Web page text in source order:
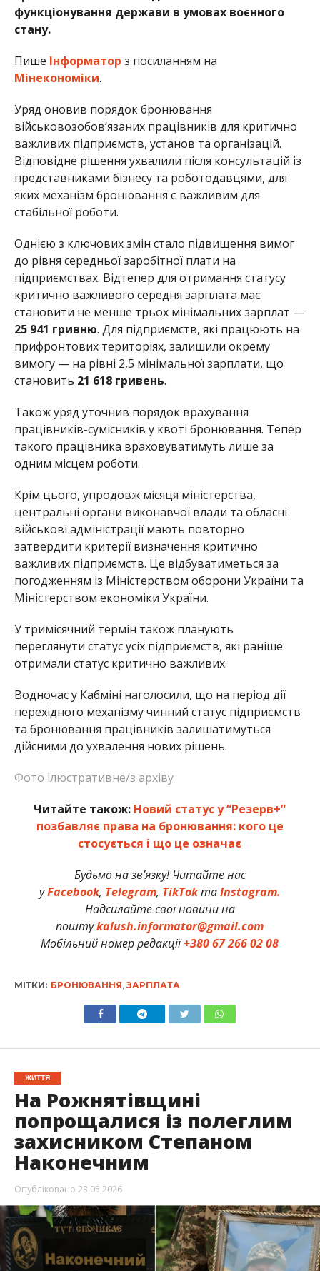
функціонування держави в умовах воєнного
стану.
Пише Інформатор з посиланням на
Мінекономіки.
Уряд оновив порядок бронювання
військовозобов’язаних працівників для критично
важливих підприємств, установ та організацій.
Відповідне рішення ухвалили після консультацій із
представниками бізнесу та роботодавцями, для
яких механізм бронювання є важливим для
стабільної роботи.
Однією з ключових змін стало підвищення вимог
до рівня середньої заробітної плати на
підприємствах. Відтепер для отримання статусу
критично важливого середня зарплата має
становити не менше трьох мінімальних зарплат —
25 941 гривню. Для підприємств, які працюють на
прифронтових територіях, залишили окрему
вимогу — на рівні 2,5 мінімальної зарплати, що
становить 21 618 гривень.
Також уряд уточнив порядок врахування
працівників-сумісників у квоті бронювання. Тепер
такого працівника враховуватимуть лише за
одним місцем роботи.
Крім цього, упродовж місяця міністерства,
центральні органи виконавчої влади та обласні
військові адміністрації мають повторно
затвердити критерії визначення критично
важливих підприємств. Це відбуватиметься за
погодженням із Міністерством оборони України та
Міністерством економіки України.
У тримісячний термін також планують
переглянути статус усіх підприємств, які раніше
отримали статус критично важливих.
Водночас у Кабміні наголосили, що на період дії
перехідного механізму чинний статус підприємств
та бронювання працівників залишатимуться
дійсними до ухвалення нових рішень.
Фото ілюстративне/з архіву
Читайте також: Новий статус у “Резерв+”
позбавляє права на бронювання: кого це
стосується і що це означає
Будьмо на зв’язку! Читайте нас
уFacebook, Telegram, TikTokтаInstagram.
Надсилайте свої новини на
поштуkalush.informator@gmail.com
Мобільний номер редакції+380 67 266 02 08
МІТКИ: БРОНЮВАННЯ ЗАРПЛАТА
ЖИТТЯ
На Рожнятівщині
попрощалися із полеглим
захисником Степаном
Наконечним
Опубліковано 23.05.2026